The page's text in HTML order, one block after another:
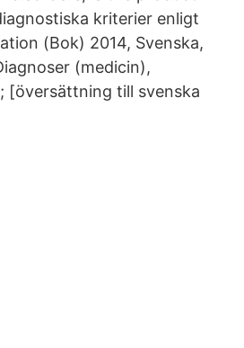
kriterier enligt
(Bok) 2014, Svenska,
(medicin),
[översättning till svenska